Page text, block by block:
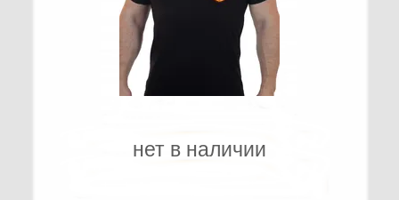
нет в наличии